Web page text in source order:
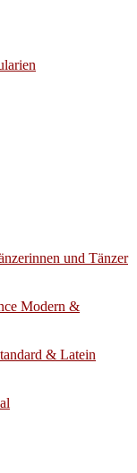
und Tänzer
Modern &
& Latein